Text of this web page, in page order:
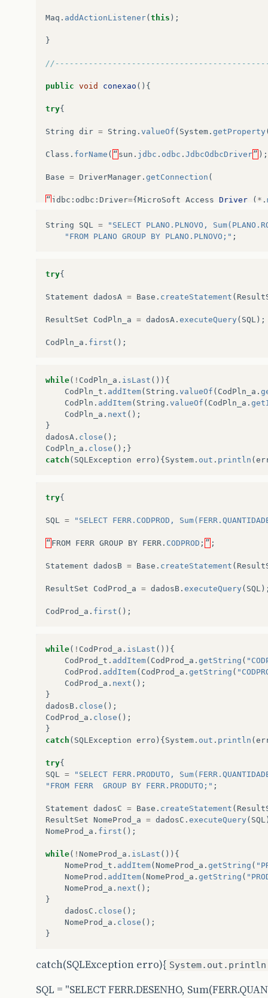
Maq . addActionListener( this );
}
public void conexao (){
try{
String dir = String . valueOf ( System . getProperty
Class . forName ( “ sun . jdbc . odbc . JdbcOdbcDriver” );
Base = DriverManager . getConnection (
“ jdbc : odbc : Driver={ MicroSoft Access Driver ( * .
“R :\PlanoRetificas” +
+ erro );
}
String SQL =
"SELECT PLANO.PLNOVO,
"FROM PLANO GROUP BY PLANO.PLNOVO;" ;
try{
Statement dadosA = Base . createStatement (
ResultSet CodPln_a = dadosA . executeQuery ( SQL );
CodPln_a . first ();
while( ! CodPln_a . isLast ()){
CodPln_t . addItem( String . valueOf ( CodPln_a .
CodPln . addItem( String . valueOf ( CodPln_a .
CodPln_a . next ();
}
dadosA . close ();
CodPln_a . close ();}
catch ( SQLException erro ){ System . out . println (
try{
SQL = "SELECT FERR.CODPROD,
“ FROM FERR GROUP BY FERR . CODPROD ; ” ;
Statement dadosB = Base . createStatement (
ResultSet CodProd_a = dadosB . executeQuery ( SQL
CodProd_a . first ();
while( ! CodProd_a . isLast ()){
CodProd_t . addItem( CodProd_a . getString (
CodProd . addItem( CodProd_a . getString (
CodProd_a . next ();
}
dadosB . close ();
CodProd_a . close ();
}
catch ( SQLException erro ){ System . out . println (
try{
SQL
=
"SELECT FERR.PRODUTO,
"FROM FERR 	GROUP BY FERR.PRODUTO;" ;
Statement dadosC = Base . createStatement (
ResultSet NomeProd_a = dadosC . executeQuery ( SQL
NomeProd_a . first ();
while( ! NomeProd_a . isLast ()){
NomeProd_t . addItem( NomeProd_a . getString (
NomeProd . addItem( NomeProd_a . getString (
NomeProd_a . next ();
}
dadosC . close ();
NomeProd_a . close ();
}
catch(SQLException erro){
SQL = "SELECT FERR.DESENHO,